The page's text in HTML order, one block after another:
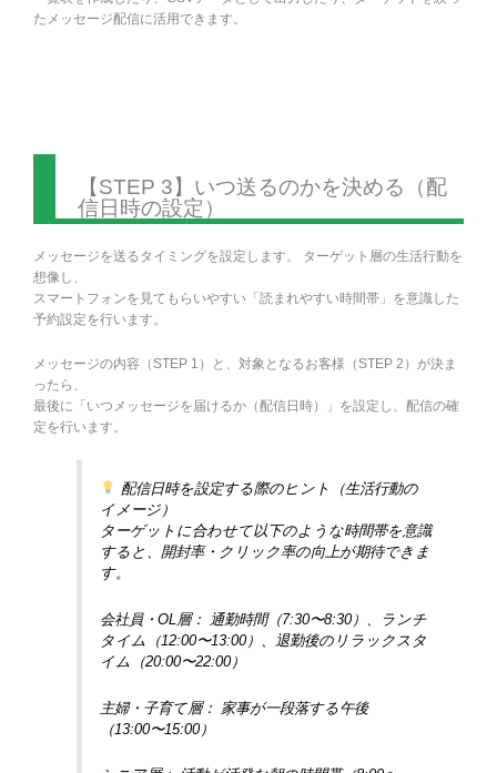
たメッセージ配信に活用できます。
【STEP 3】いつ送るのかを決める（配
信日時の設定）
メッセージを送るタイミングを設定します。 ターゲット層の生活行動を
想像し、
スマートフォンを見てもらいやすい「読まれやすい時間帯」を意識した
予約設定を行います。
メッセージの内容（STEP 1）と、対象となるお客様（STEP 2）が決ま
ったら、
最後に「いつメッセージを届けるか（配信日時）」を設定し、配信の確
定を行います。
配信日時を設定する際のヒント（生活行動の
イメージ）
ターゲットに合わせて以下のような時間帯を意識
すると、開封率・クリック率の向上が期待できま
す。
会社員・OL層： 通勤時間（7:30〜8:30）、ランチ
タイム（12:00〜13:00）、退勤後のリラックスタ
イム（20:00〜22:00）
主婦・子育て層： 家事が一段落する午後
（13:00〜15:00）